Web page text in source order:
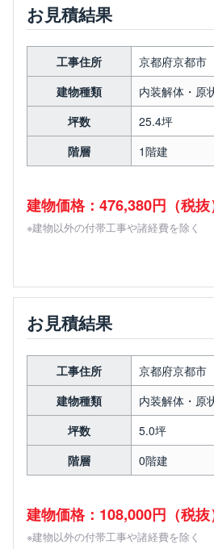
お見積結果
工事住所
京都府京都市
建物種類
内装解体・原
坪数
25.4坪
階層
1階建
建物価格：476,380円（税抜
※建物以外の付帯工事や諸経費を除く
お見積結果
工事住所
京都府京都市
建物種類
内装解体・原
坪数
5.0坪
階層
0階建
建物価格：108,000円（税抜
※建物以外の付帯工事や諸経費を除く